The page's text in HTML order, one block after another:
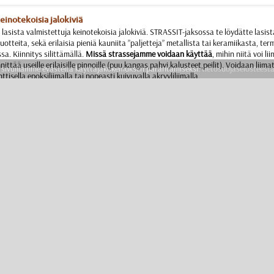
jalokiviä
lasista valmistettuja keinotekoisia jalokiviä. STRASSIT-jaksossa te löydätte
sekä erilaisia pieniä kauniita ”paljetteja” metallista tai keramiikasta,
Kiinnitys silittämällä. Missä strassejamme voidaan käyttää, mihin niitä voi
useille erilaisille pinnoille (puu,kangas,pahvi,kalusteet,peilit). Voidaan
epoksiliimalla tai nopeasti kuivuvalla akryyliliimalla.
evästeitä käyttäjäkokemuksen parantamiseksi: